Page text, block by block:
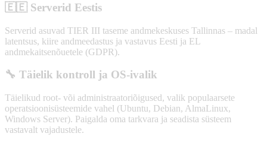
🇪🇪 Serverid Eestis
Serverid asuvad TIER III taseme andmekeskuses Tallinnas – madal
latentsus, kiire andmeedastus ja vastavus Eesti ja EL
andmekaitsenõuetele (GDPR).
🔧 Täielik kontroll ja OS-ivalik
Täielikud root- või administraatoriõigused, valik populaarsete
operatsioonisüsteemide vahel (Ubuntu, Debian, AlmaLinux,
Windows Server). Paigalda oma tarkvara ja seadista süsteem
vastavalt vajadustele.